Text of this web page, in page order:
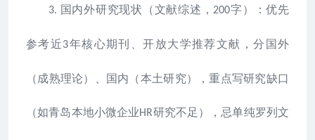
3. 国内外研究现状（文献综述， 200字）：优先
参考近3年核心期刊、开放大学推荐文献，分国外
（成熟理论）、国内（本土研究），重点写研究缺口
（如青岛本地小微企业HR研究不足），忌单纯罗列文